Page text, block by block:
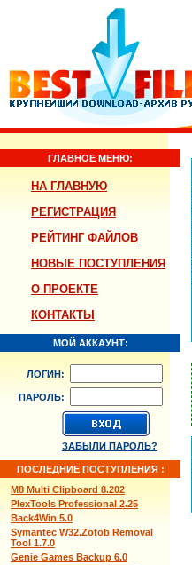
ГЛАВНОЕ МЕНЮ:
НА ГЛАВНУЮ
РЕГИСТРАЦИЯ
РЕЙТИНГ ФАЙЛОВ
НОВЫЕ ПОСТУПЛЕНИЯ
О ПРОЕКТЕ
КОНТАКТЫ
МОЙ АККАУНТ:
ЛОГИН:
ПАРОЛЬ:
ЗАБЫЛИ ПАРОЛЬ?
ПОСЛЕДНИЕ ПОСТУПЛЕНИЯ :
M8 Multi Clipboard 8.202
PlexTools Professional 2.25
Back4Win 5.0
Symantec W32.Zotob Removal
Tool 1.7.0
Genie Games Backup 6.0